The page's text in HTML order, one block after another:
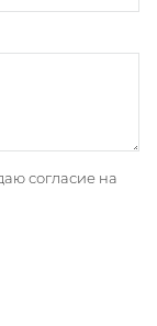
согласие на